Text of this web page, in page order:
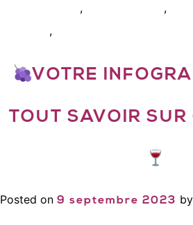
, ,
,
VOTRE
TOUT SAVOIR SUR
Posted on 9 septembre 2023 by